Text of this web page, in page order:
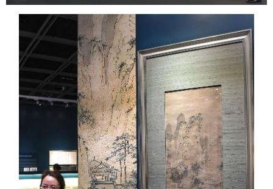
城市 旅游 会展
娱乐 时尚
一带一路 亚太网 上市公司
地方频道
北京 天津 河北 山西